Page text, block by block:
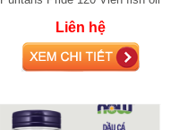
Liên hệ